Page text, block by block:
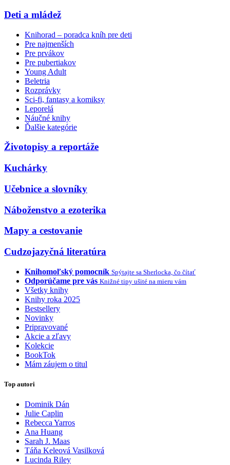
Deti a mládež
Knihorad – poradca kníh pre deti
Pre najmenších
Pre prvákov
Pre pubertiakov
Young Adult
Beletria
Rozprávky
Sci-fi, fantasy a komiksy
Leporelá
Náučné knihy
Ďalšie kategórie
Životopisy a reportáže
Kuchárky
Učebnice a slovníky
Náboženstvo a ezoterika
Mapy a cestovanie
Cudzojazyčná literatúra
Knihomoľský pomocník Spýtajte sa Sherlocka, čo čítať
Odporúčame pre vás Knižné tipy ušité na mieru vám
Všetky knihy
Knihy roka 2025
Bestsellery
Novinky
Pripravované
Akcie a zľavy
Kolekcie
BookTok
Mám záujem o titul
Top autori
Dominik Dán
Julie Caplin
Rebecca Yarros
Ana Huang
Sarah J. Maas
Táňa Keleová Vasilková
Lucinda Riley